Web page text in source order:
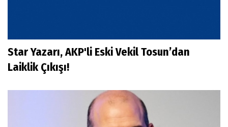
Star Yazarı, AKP'li Eski Vekil Tosun’dan
Laiklik Çıkışı!